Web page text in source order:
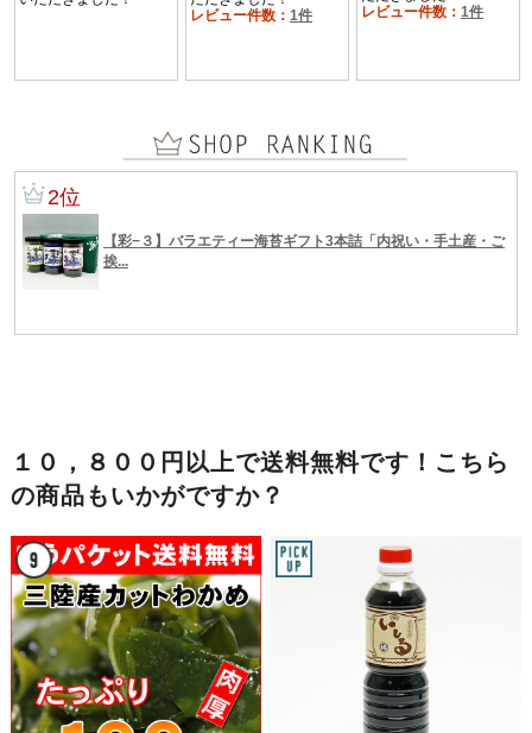
１０，８００円以上で送料無料です！こちら
の商品もいかがですか？